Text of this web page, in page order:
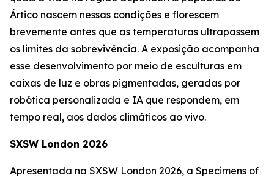
Ártico nascem nessas condições e florescem
brevemente antes que as temperaturas ultrapassem
os limites da sobrevivência. A exposição acompanha
esse desenvolvimento por meio de esculturas em
caixas de luz e obras pigmentadas, geradas por
robótica personalizada e IA que respondem, em
tempo real, aos dados climáticos ao vivo.
SXSW London 2026
Apresentada na SXSW London 2026, a Specimens of